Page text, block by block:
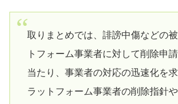
取りまとめでは、誹謗中傷などの
トフォーム事業者に対して削除申
当たり、事業者の対応の迅速化を
ラットフォーム事業者の削除指針